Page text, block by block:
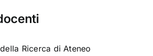
Ricerca di Ateneo